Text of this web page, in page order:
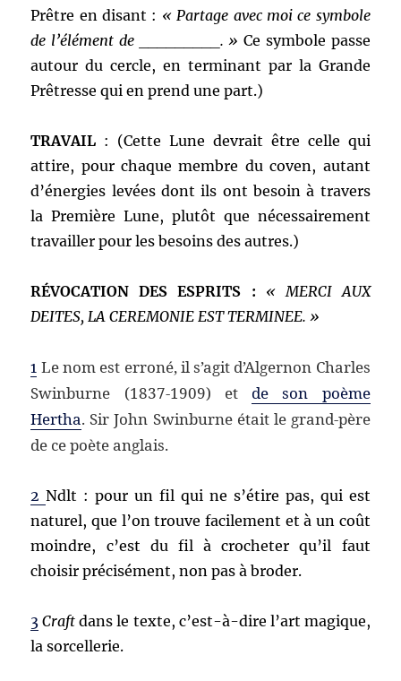
Prêtre en disant : « Partage avec moi ce symbole
de l’élément de _________. » Ce symbole passe
autour du cercle, en terminant par la Grande
Prêtresse qui en prend une part.)
TRAVAIL : (Cette Lune devrait être celle qui
attire, pour chaque membre du coven, autant
d’énergies levées dont ils ont besoin à travers
la Première Lune, plutôt que nécessairement
travailler pour les besoins des autres.)
RÉVOCATION DES ESPRITS : «
MERCI AUX
DEITES, LA CEREMONIE EST TERMINEE. »
1 Le nom est erroné, il s’agit d’Algernon Charles
Swinburne (1837-1909) et de son poème
Hertha. Sir John Swinburne était le grand-père
de ce poète anglais.
2Ndlt : pour un fil qui ne s’étire pas, qui est
naturel, que l’on trouve facilement et à un coût
moindre, c’est du fil à crocheter qu’il faut
choisir précisément, non pas à broder.
3 Craft dans le texte, c’est-à-dire l’art magique,
la sorcellerie.